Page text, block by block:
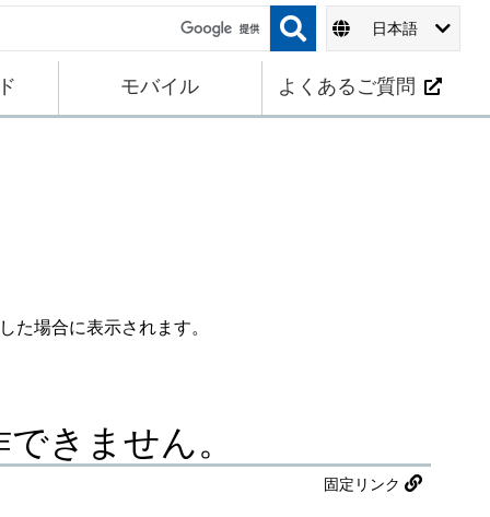
日本語
モバイル よくあるご質問
た場合に表示されます。
きません。
固定リンク